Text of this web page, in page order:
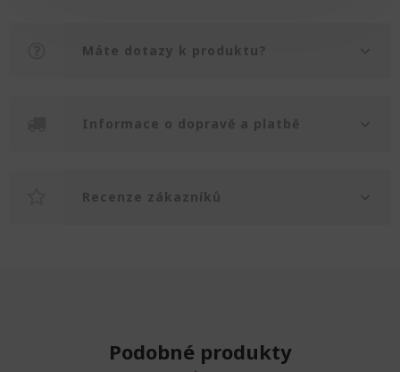
Máte dotazy k produktu?
Informace o dopravě a platbě
Recenze zákazníků
Podobné produkty